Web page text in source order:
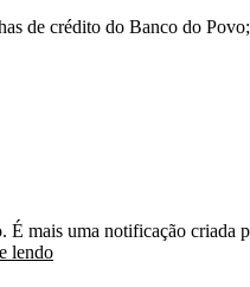
de crédito do Banco do
mais uma notificação criada
lendo